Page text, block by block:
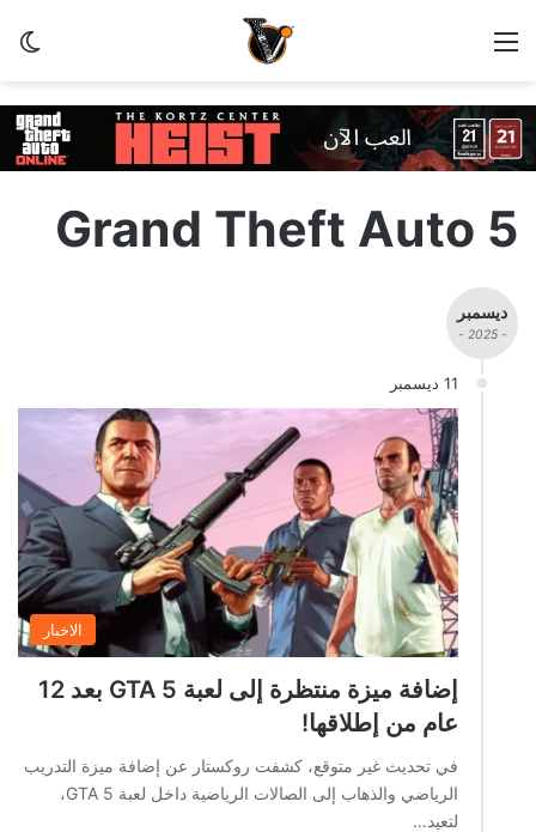
القائمة
5 Grand Theft Auto
ديسمبر
- 2025 -
11 ديسمبر
الاخبار
إضافة ميزة منتظرة إلى لعبة GTA 5 بعد 12
عام من إطلاقها!
في تحديث غير متوقع، كشفت روكستار عن إضافة ميزة التدريب
الرياضي والذهاب إلى الصالات الرياضية داخل لعبة GTA 5،
لتعيد…